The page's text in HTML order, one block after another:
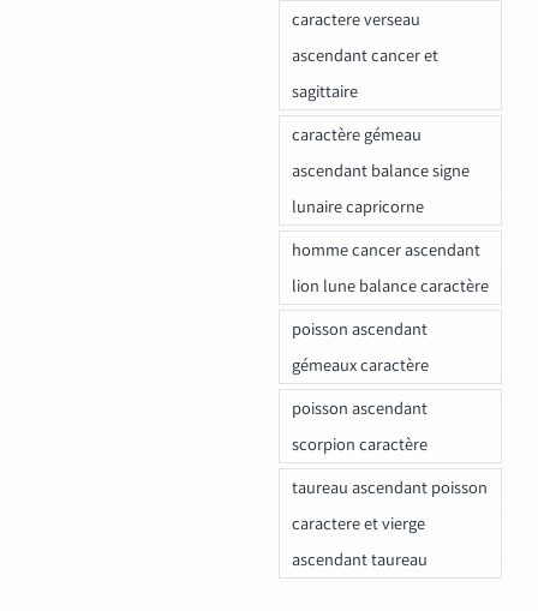
caractere verseau
ascendant cancer et
sagittaire
caractère gémeau
ascendant balance signe
lunaire capricorne
homme cancer ascendant
lion lune balance caractère
poisson ascendant
gémeaux caractère
poisson ascendant
scorpion caractère
taureau ascendant poisson
caractere et vierge
ascendant taureau